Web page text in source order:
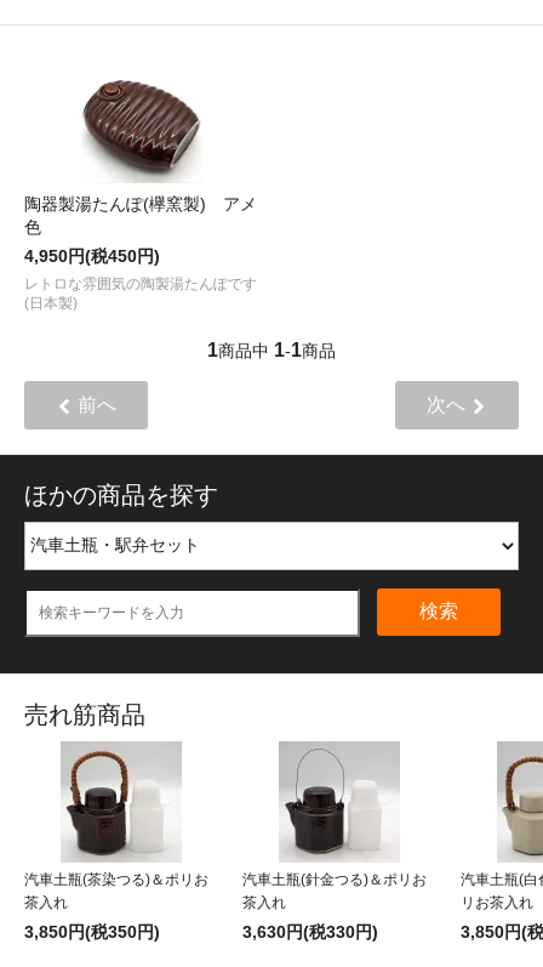
陶器製湯たんぽ(欅窯製) アメ
色
4,950円(税450円)
レトロな雰囲気の陶製湯たんぽです
(日本製)
1商品中 1-1商品
前へ 次へ
ほかの商品を探す
検索
売れ筋商品
汽車土瓶(茶染つる)＆ポリお
茶入れ
3,850円(税350円)
汽車土瓶(針金つる)＆ポリお
茶入れ
3,630円(税330円)
汽車土瓶(白
リお茶入れ
3,850円(